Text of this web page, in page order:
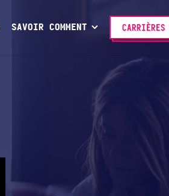
SAVOIR COMMENT CARRIÈRES